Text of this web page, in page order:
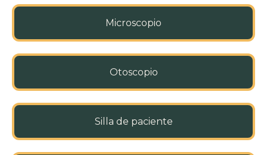
Microscopio
Otoscopio
Silla de paciente